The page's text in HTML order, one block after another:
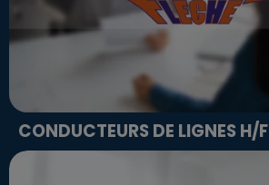
CONDUCTEURS DE LIGNES H/F